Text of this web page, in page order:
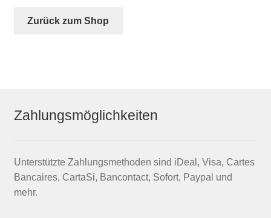
Zurück zum Shop
Zahlungsmöglichkeiten
Unterstützte Zahlungsmethoden sind iDeal, Visa, Cartes
Bancaires, CartaSi, Bancontact, Sofort, Paypal und
mehr.